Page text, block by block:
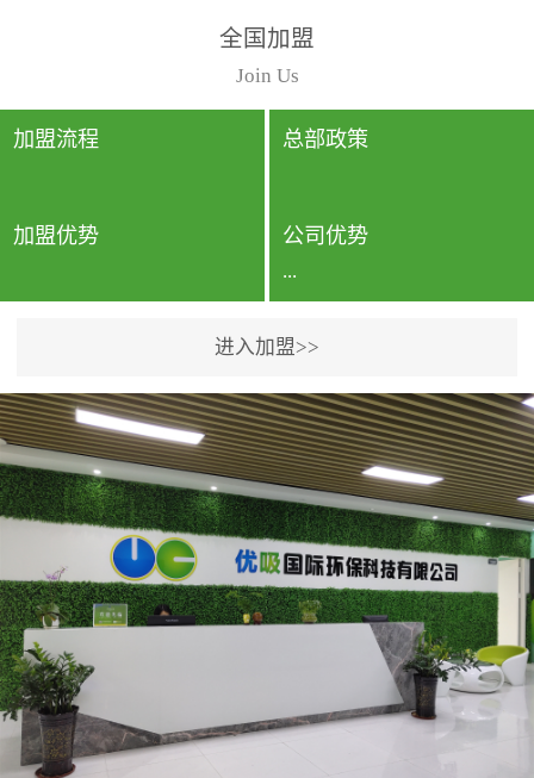
动，人类长时间停留的室
内空间都有整体消毒的需
要。因为空间内人流携带
的、空气...
行国家规定的标准检测方
法，空气采样量准确，检
测结果可靠，远胜于其他
检测...
全国加盟
Join Us
加盟流程 总部政策
加盟优势 公司优势
...
专利保护优势、双甲资质
企业（“室内环境净化治理
甲级施工资质”“室内环境
污染治理资质等级证
书”）、拥有多名高级《环
境工程高级工程师》室内
空气治理资格认证的治理
人员、掌握室内空气净化
治理实用技术和五项专利
技术、八项计算机软件著
作权登记证书等。研发实
进入加盟>>